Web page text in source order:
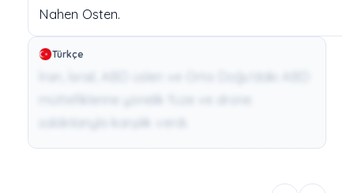
Nahen Osten.
Türkçe